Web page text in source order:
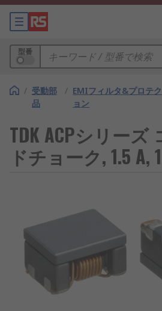
型番
/ 受動部
品
/ EMIフィルタ&プロテ
ョン
TDK ACPシリーズ
ドチョーク, 1.5